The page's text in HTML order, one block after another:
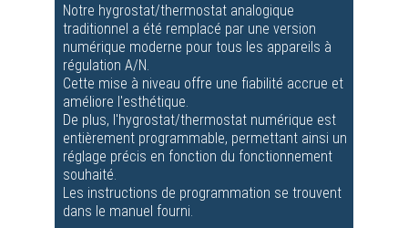
Notre hygrostat/thermostat analogique
traditionnel a été remplacé par une version
numérique moderne pour tous les appareils à
régulation A/N.
Cette mise à niveau offre une fiabilité accrue et
améliore l'esthétique.
De plus, l'hygrostat/thermostat numérique est
entièrement programmable, permettant ainsi un
réglage précis en fonction du fonctionnement
souhaité.
Les instructions de programmation se trouvent
dans le manuel fourni.